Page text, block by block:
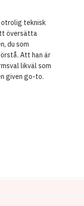
otrolig teknisk
översätta
du som
Att han är
likväl som
given go-to.